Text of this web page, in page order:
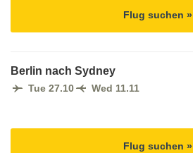
Flug suchen »
Berlin nach Sydney
Tue 27.10 Wed 11.11
Flug suchen »